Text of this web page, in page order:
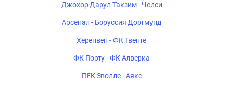
Джохор Дарул Такзим - Челси
Арсенал - Боруссия Дортмунд
Херенвен - ФК Твенте
ФК Порту - ФК Алверка
ПЕК Зволле - Аякс